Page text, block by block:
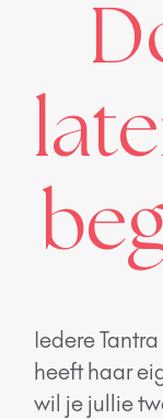
Iedere
heeft haar
wil je jullie